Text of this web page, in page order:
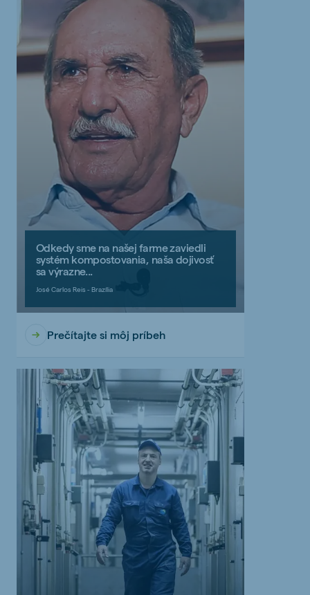
Odkedy sme na našej farme zaviedli
systém kompostovania, naša dojivosť
sa výrazne...
José Carlos Reis - Brazília
Prečítajte si môj príbeh